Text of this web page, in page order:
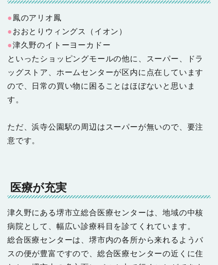
●鳳のアリオ鳳
●おおとりウィングス（イオン）
●津久野のイトーヨーカドー
といったショッピングモールの他に、スーパー、ドラ
ッグストア、ホームセンターが区内に点在しています
ので、日常の買い物に困ることはほぼないと思いま
す。
ただ、浜寺公園駅の周辺はスーパーが無いので、要注
意です。
医療が充実
津久野にある堺市立総合医療センターは、地域の中核
病院として、幅広い診療科目を診てくれています。
総合医療センターは、堺市内の各所から来れるようバ
スの便が豊富ですので、総合医療センターの近くに住